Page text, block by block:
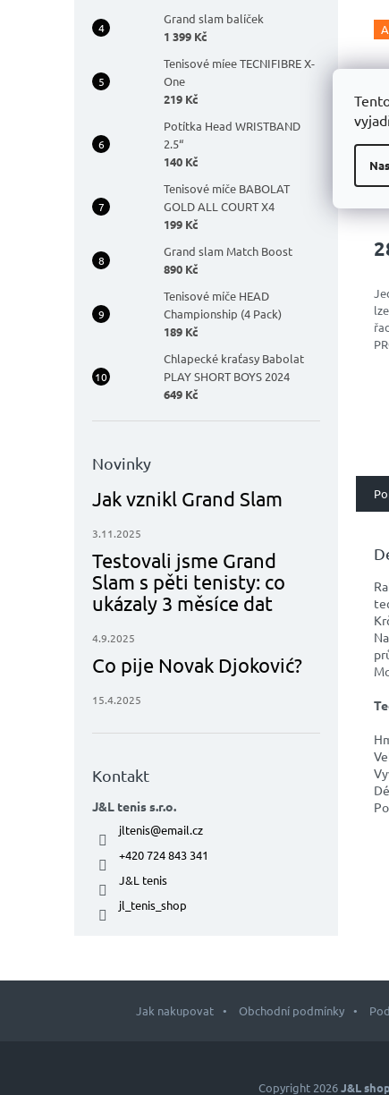
Grand slam balíček
1 399 Kč
Tenisové míee TECNIFIBRE X-
One
219 Kč
Potítka Head WRISTBAND
2.5“
140 Kč
Tenisové míče BABOLAT
GOLD ALL COURT X4
199 Kč
Grand slam Match Boost
890 Kč
Tenisové míče HEAD
Championship (4 Pack)
189 Kč
Chlapecké kraťasy Babolat
PLAY SHORT BOYS 2024
649 Kč
Novinky
Jak vznikl Grand Slam
3.11.2025
Testovali jsme Grand
Slam s pěti tenisty: co
ukázaly 3 měsíce dat
4.9.2025
Co pije Novak Djoković?
15.4.2025
Kontakt
J&L tenis s.r.o.
jltenis@email.cz
+420 724 843 341
J&L tenis
jl_tenis_shop
Jak nakupovat Obchodní podmínky
Copyright 2026J&L